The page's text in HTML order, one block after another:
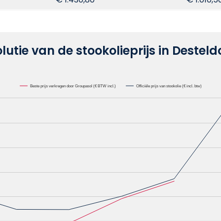
van de stookolieprijs in
Beste prijs verkregen door Groupasol (€ BTW incl.) Officiële prijs van stookolie (€ incl. btw)